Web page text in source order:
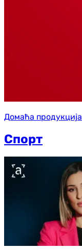
Домаћа продукција
Спорт